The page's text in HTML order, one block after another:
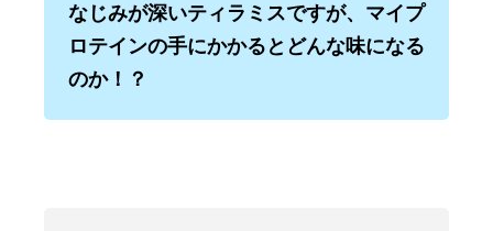
なじみが深いティラミスですが、マイプ
ロテインの手にかかるとどんな味になる
のか！？